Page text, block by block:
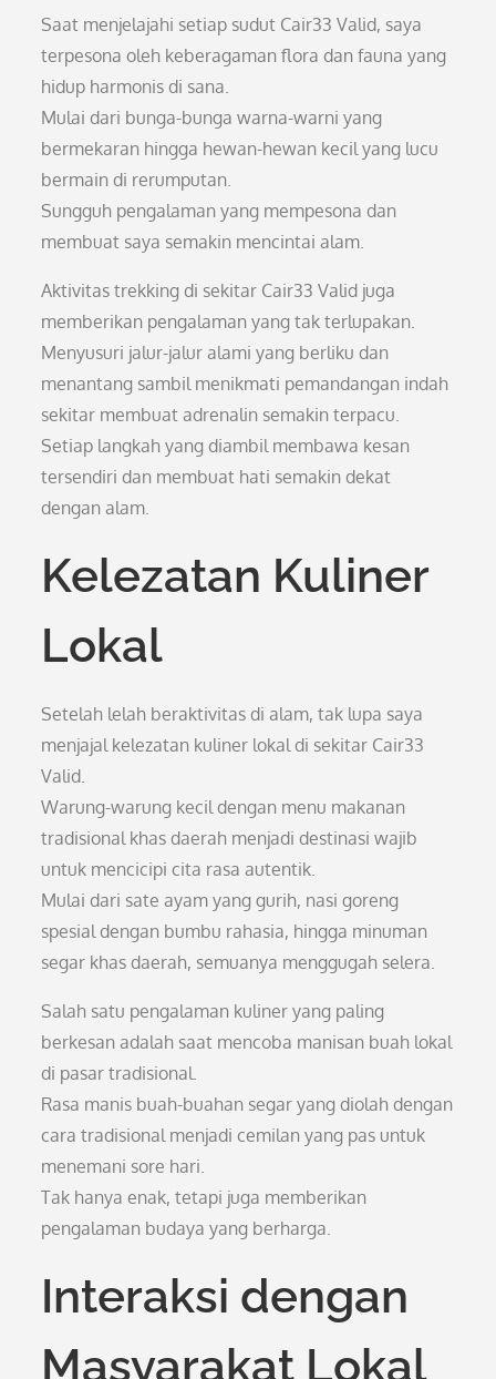
Saat menjelajahi setiap sudut Cair33 Valid, saya
terpesona oleh keberagaman flora dan fauna yang
hidup harmonis di sana.
Mulai dari bunga-bunga warna-warni yang
bermekaran hingga hewan-hewan kecil yang lucu
bermain di rerumputan.
Sungguh pengalaman yang mempesona dan
membuat saya semakin mencintai alam.
Aktivitas trekking di sekitar Cair33 Valid juga
memberikan pengalaman yang tak terlupakan.
Menyusuri jalur-jalur alami yang berliku dan
menantang sambil menikmati pemandangan indah
sekitar membuat adrenalin semakin terpacu.
Setiap langkah yang diambil membawa kesan
tersendiri dan membuat hati semakin dekat
dengan alam.
Kelezatan Kuliner
Lokal
Setelah lelah beraktivitas di alam, tak lupa saya
menjajal kelezatan kuliner lokal di sekitar Cair33
Valid.
Warung-warung kecil dengan menu makanan
tradisional khas daerah menjadi destinasi wajib
untuk mencicipi cita rasa autentik.
Mulai dari sate ayam yang gurih, nasi goreng
spesial dengan bumbu rahasia, hingga minuman
segar khas daerah, semuanya menggugah selera.
Salah satu pengalaman kuliner yang paling
berkesan adalah saat mencoba manisan buah lokal
di pasar tradisional.
Rasa manis buah-buahan segar yang diolah dengan
cara tradisional menjadi cemilan yang pas untuk
menemani sore hari.
Tak hanya enak, tetapi juga memberikan
pengalaman budaya yang berharga.
Interaksi dengan
Masyarakat Lokal